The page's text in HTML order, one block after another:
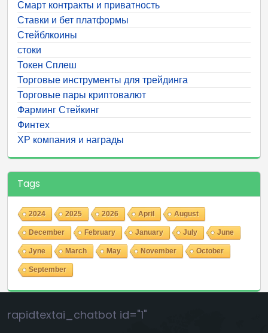
Смарт контракты и приватность
Ставки и бет платформы
Стейблкоины
стоки
Токен Сплеш
Торговые инструменты для трейдинга
Торговые пары криптовалют
Фарминг Стейкинг
Финтех
ХР компания и награды
Tags
2024 2025 2026 April August
December February January July June
Jyne March May November October
September
rapidtextai_chatbot id="1"